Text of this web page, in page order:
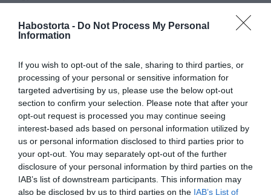
Habostorta - Do Not Process My Personal
Information
If you wish to opt-out of the sale, sharing to third parties, or
processing of your personal or sensitive information for
targeted advertising by us, please use the below opt-out
section to confirm your selection. Please note that after your
opt-out request is processed you may continue seeing
interest-based ads based on personal information utilized by
us or personal information disclosed to third parties prior to
your opt-out. You may separately opt-out of the further
disclosure of your personal information by third parties on the
IAB’s list of downstream participants. This information may
also be disclosed by us to third parties on the IAB’s List of
csökkenti az étvágyat.
A gyümölcsök és zöldségek kiváló forrásai az étrendi
antioxidánsoknak, és ez alól a banán sem kivétel. Ezek az
antioxidánsok csökkentik a szívbetegségek kockázatát.
Regenerál
A sportolók étrendjében is szerepel a banán. Ez könnyen
emészthető szénhidráttartalmának, valamint az ásványi
anyagoknak, a káliumnak és a magnéziumnak
köszönhető. Erőteljes edzés közben elektrolitokat
veszítünk az izzadtsággal. Sportolás után egy banán